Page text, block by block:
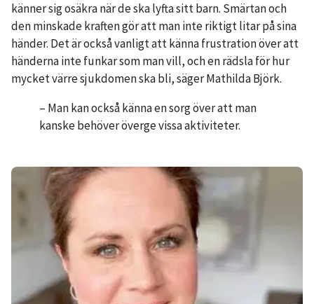
känner sig osäkra när de ska lyfta sitt barn. Smärtan och
den minskade kraften gör att man inte riktigt litar på sina
händer. Det är också vanligt att känna frustration över att
händerna inte funkar som man vill, och en rädsla för hur
mycket värre sjukdomen ska bli, säger Mathilda Björk.
– Man kan också känna en sorg över att man
kanske behöver överge vissa aktiviteter.